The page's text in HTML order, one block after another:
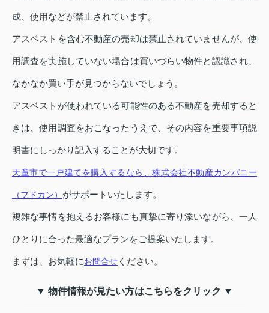
成、使用などが禁止されています。
アスベストを含む不動産の売却は禁止されていませんが、使
用調査を実施していない場合は買いづらい物件と認識され、
なかなか買い手が見つからないでしょう。
アスベストが使われている可能性のある不動産を売却すると
きは、使用調査をおこなったうえで、その内容を重要事項説
明書にしっかり記入することが大切です。
天童市で一戸建てを購入するなら、株式会社不動産カンパニー
（フドカン） がサポートいたします。
複雑な事情を抱えるお客様にも真摯に寄り添いながら、一人
ひとりに合った最適なプランをご提案いたします。
まずは、お気軽にお問合せ ください。
▼ 物件情報が見たい方はこちらをクリック ▼